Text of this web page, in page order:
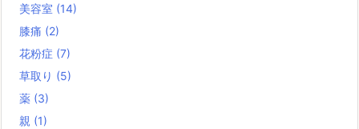
美容室 (14)
膝痛 (2)
花粉症 (7)
草取り (5)
薬 (3)
親 (1)